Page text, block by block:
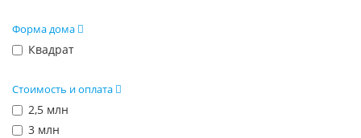
Форма дома
Квадрат
Стоимость и оплата
2,5 млн
3 млн